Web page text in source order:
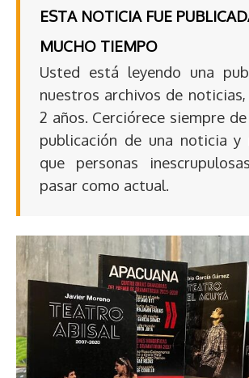
ESTA NOTICIA FUE
MUCHO TIEMPO
Usted está leyendo una
nuestros archivos de noticias,
2 años. Cerciórece siempre
publicación de una noticia y
que personas
pasar como actual.